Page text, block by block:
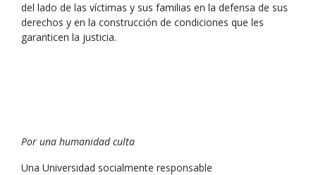
del lado de las víctimas y sus familias en la defensa de sus
derechos y en la construcción de condiciones que les
garanticen la justicia.
Por una humanidad culta
Una Universidad socialmente responsable